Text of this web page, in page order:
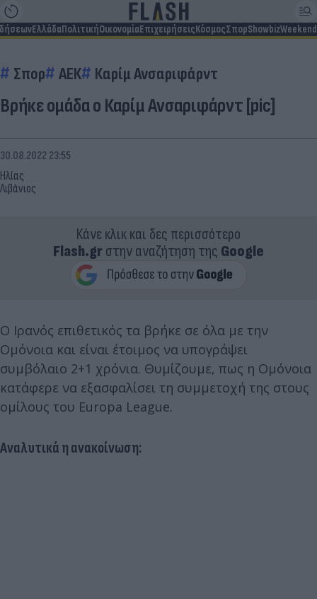
ΕλλάδαΠολιτικήΟικονομίαΕπιχειρήσειςΚόσμοςΣπορShowbizWeekend
Σπορ ΑΕΚ Καρίμ Ανσαριφάρντ
Βρήκε ομάδα ο Καρίμ Ανσαριφάρντ [pic]
Ηλίας
Λιβάνιος
30.08.2022 23:55
Κάνε κλικ και δες περισσότερο
Flash.grστην αναζήτηση της Google
Ο Ιρανός επιθετικός τα βρήκε σε όλα με την
Ομόνοια και είναι έτοιμος να υπογράψει
συμβόλαιο 2+1 χρόνια. Θυμίζουμε, πως η Ομόνοια
κατάφερε να εξασφαλίσει τη συμμετοχή της στους
ομίλους του Εuropa League.
Αναλυτικά η ανακοίνωση: